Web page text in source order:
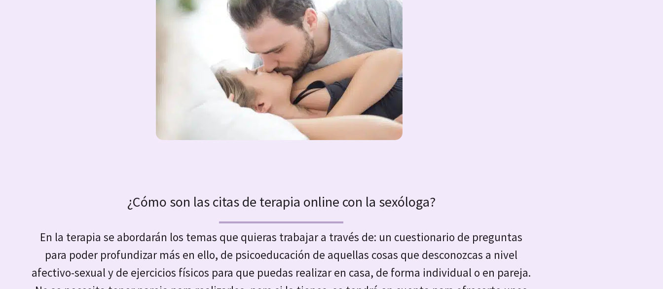
¿Cómo son las citas de terapia online con la sexóloga?
En la terapia se abordarán los temas que quieras trabajar a través de: un cuestionario de preguntas
para poder profundizar más en ello, de psicoeducación de aquellas cosas que desconozcas a nivel
afectivo-sexual y de ejercicios físicos para que puedas realizar en casa, de forma individual o en pareja.